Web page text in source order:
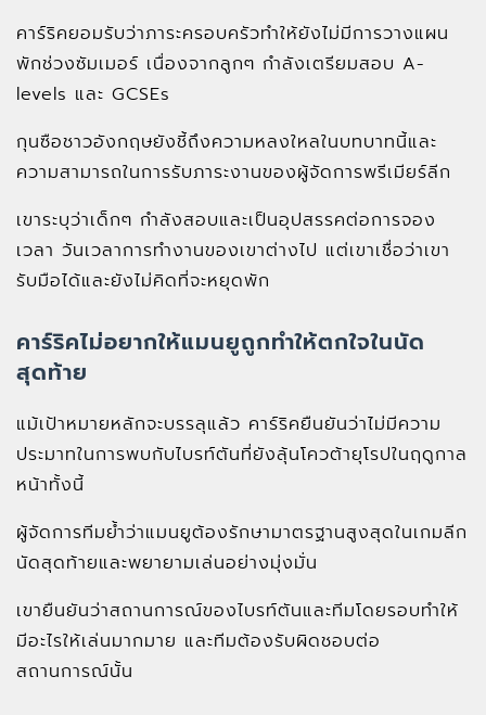
คาร์ริคยอมรับว่าภาระครอบครัวทำให้ยังไม่มีการวางแผน
พักช่วงซัมเมอร์ เนื่องจากลูกๆ กำลังเตรียมสอบ A-
levels และ GCSEs
กุนซือชาวอังกฤษยังชี้ถึงความหลงใหลในบทบาทนี้และ
ความสามารถในการรับภาระงานของผู้จัดการพรีเมียร์ลีก
เขาระบุว่าเด็กๆ กำลังสอบและเป็นอุปสรรคต่อการจอง
เวลา วันเวลาการทำงานของเขาต่างไป แต่เขาเชื่อว่าเขา
รับมือได้และยังไม่คิดที่จะหยุดพัก
คาร์ริคไม่อยากให้แมนยูถูกทำให้ตกใจในนัด
สุดท้าย
แม้เป้าหมายหลักจะบรรลุแล้ว คาร์ริคยืนยันว่าไม่มีความ
ประมาทในการพบกับไบรท์ตันที่ยังลุ้นโควต้ายุโรปในฤดูกาล
หน้าทั้งนี้
ผู้จัดการทีมย้ำว่าแมนยูต้องรักษามาตรฐานสูงสุดในเกมลีก
นัดสุดท้ายและพยายามเล่นอย่างมุ่งมั่น
เขายืนยันว่าสถานการณ์ของไบรท์ตันและทีมโดยรอบทำให้
มีอะไรให้เล่นมากมาย และทีมต้องรับผิดชอบต่อ
สถานการณ์นั้น